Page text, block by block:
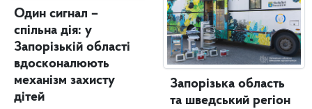
Один сигнал –
спільна дія: у
Запорізькій області
вдосконалюють
механізм захисту
дітей
Запорізька область
та шведський регіон